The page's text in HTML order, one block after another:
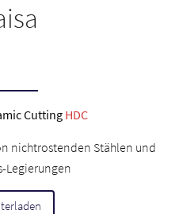
Cutting HDC
nichtrostenden Stählen und
Legierungen